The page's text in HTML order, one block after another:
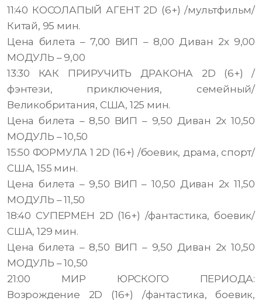
11:40 КОСОЛАПЫЙ АГЕНТ 2D (6+) /мультфильм/
Китай, 95 мин.
Цена билета – 7,00 ВИП – 8,00 Диван 2х 9,00
МОДУЛЬ – 9,00
13:30 КАК ПРИРУЧИТЬ ДРАКОНА 2D (6+) /
фэнтези, приключения, семейный/
Великобритания, США, 125 мин.
Цена билета – 8,50 ВИП – 9,50 Диван 2х 10,50
МОДУЛЬ – 10,50
15:50 ФОРМУЛА 1 2D (16+) /боевик, драма, спорт/
США, 155 мин.
Цена билета – 9,50 ВИП – 10,50 Диван 2х 11,50
МОДУЛЬ – 11,50
18:40 СУПЕРМЕН 2D (16+) /фантастика, боевик/
США, 129 мин.
Цена билета – 8,50 ВИП – 9,50 Диван 2х 10,50
МОДУЛЬ – 10,50
21:00 МИР ЮРСКОГО ПЕРИОДА:
Возрождение 2D (16+) /фантастика, боевик,